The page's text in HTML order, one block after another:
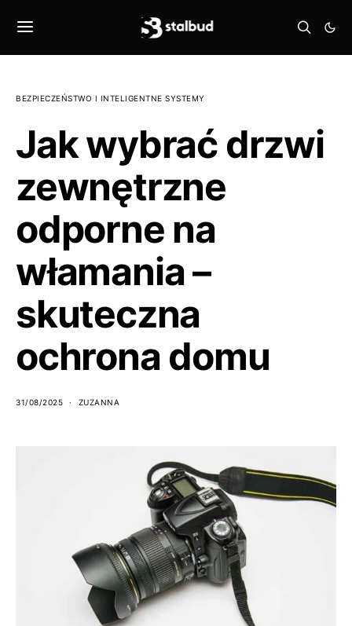
BEZPIECZEŃSTWO I INTELIGENTNE SYSTEMY
Jak wybrać drzwi
zewnętrzne
odporne na
włamania –
skuteczna
ochrona domu
31/08/2025 ZUZANNA